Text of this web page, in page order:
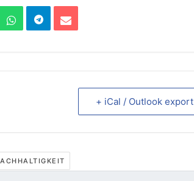
+ iCal / Outlook export